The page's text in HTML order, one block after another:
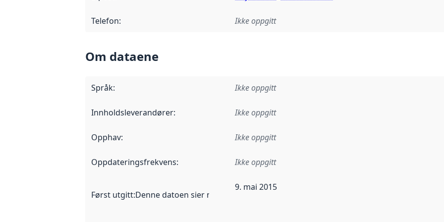
Telefon: Ikke oppgitt
Om dataene
Språk: Ikke oppgitt
Innholdsleverandører: Ikke oppgitt
Opphav: Ikke oppgitt
Oppdateringsfrekvens: Ikke oppgitt
Først utgitt:Denne datoen sier når dataene i dette datasettet første gang ble utgitt. Det kan
9. mai 2015